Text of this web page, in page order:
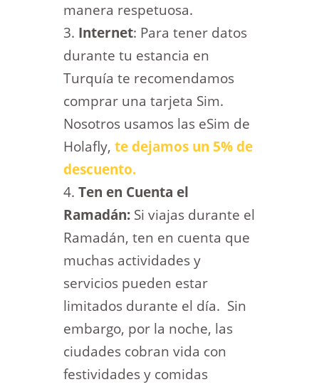
manera respetuosa.
Internet: Para tener datos
durante tu estancia en
Turquía te recomendamos
comprar una tarjeta Sim.
Nosotros usamos las eSim de
Holafly, te dejamos un 5% de
descuento.
Ten en Cuenta el
Ramadán: Si viajas durante el
Ramadán, ten en cuenta que
muchas actividades y
servicios pueden estar
limitados durante el día. Sin
embargo, por la noche, las
ciudades cobran vida con
festividades y comidas